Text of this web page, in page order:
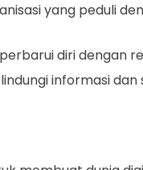
yang peduli
diri dengan
informasi dan